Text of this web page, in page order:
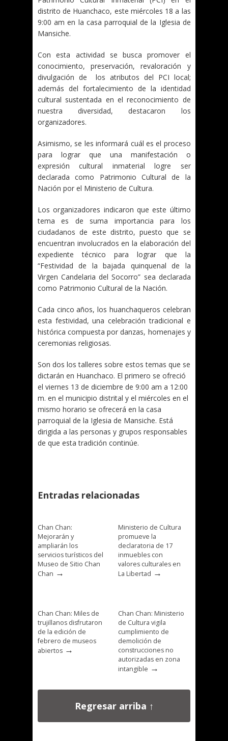
distrito de Huanchaco, este miércoles 18 a las
9:00 am en la casa parroquial de la Iglesia de
Mansiche.
Con esta actividad se busca promover el
conocimiento, preservación, revaloración y
divulgación de los atributos del PCI local;
además del fortalecimiento de la identidad
cultural sustentada en el reconocimiento de
nuestra diversidad, destacaron los
organizadores.
Asimismo, se les informará cuál es el proceso
para lograr que una manifestación o
expresión cultural inmaterial logre ser
declarada como Patrimonio Cultural de la
Nación por el Ministerio de Cultura.
Los organizadores indicaron que este último
tema es de suma importancia para los
ciudadanos de este distrito, puesto que se
encuentran involucrados en la elaboración del
expediente técnico para lograr que la
“Festividad de la bajada quinquenal de la
Virgen Candelaria del Socorro” sea declarada
como Patrimonio Cultural de la Nación.
Cada cinco años, los huanchaqueros celebran
esta festividad, una celebración tradicional e
histórica compuesta por danzas, homenajes y
ceremonias religiosas.
Son dos los talleres sobre estos temas que se
dictarán en Huanchaco. El primero se ofreció
el viernes 13 de diciembre de 9:00 am a 12:00
m. en el municipio distrital y el miércoles en el
mismo horario se ofrecerá en la casa
parroquial de la Iglesia de Mansiche. Está
dirigida a las personas y grupos responsables
de que esta tradición continúe.
Entradas relacionadas
Chan Chan:
Mejorarán y
ampliarán los
servicios turísticos del
Museo de Sitio Chan
Chan →
Ministerio de Cultura
promueve la
declaratoria de 17
inmuebles con
valores culturales en
La Libertad →
Chan Chan: Miles de
trujillanos disfrutaron
de la edición de
febrero de museos
abiertos →
Chan Chan: Ministerio
de Cultura vigila
cumplimiento de
demolición de
construcciones no
autorizadas en zona
intangible →
Regresar arriba ↑